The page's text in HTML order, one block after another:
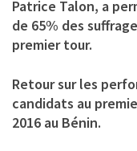
Patrice Talon, a
de 65% des
premier tour.
Retour sur les
candidats au
2016 au Bénin.